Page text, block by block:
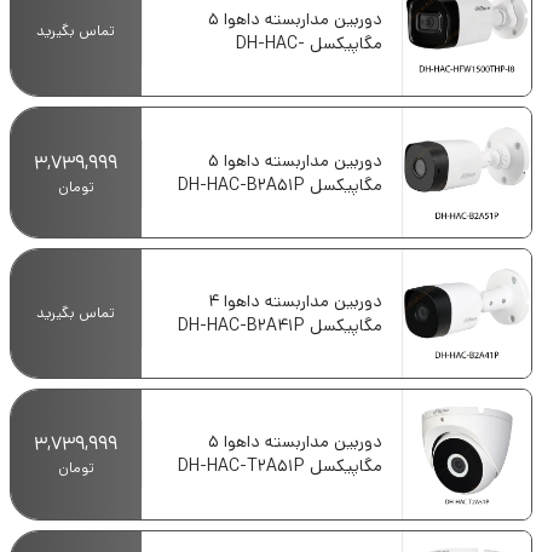
دوربین مداربسته داهوا 5
مگاپیکسل DH-HAC-
تماس بگیرید
دوربین مداربسته داهوا 5
مگاپیکسل DH-HAC-B2A51P
3,739,999
تومان
دوربین مداربسته داهوا 4
مگاپیکسل DH-HAC-B2A41P
تماس بگیرید
دوربین مداربسته داهوا 5
مگاپیکسل DH-HAC-T2A51P
3,739,999
تومان